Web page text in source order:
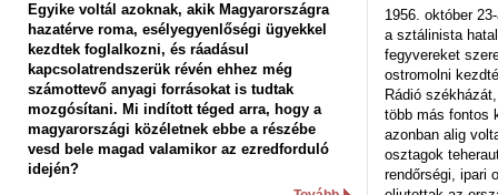
Egyike voltál azoknak, akik Magyarországra
hazatérve roma, esélyegyenlőségi ügyekkel
kezdtek foglalkozni, és ráadásul
kapcsolatrendszerük révén ehhez még
számottevő anyagi forrásokat is tudtak
mozgósítani. Mi indított téged arra, hogy a
magyarországi közéletnek ebbe a részébe
vesd bele magad valamikor az ezredforduló
idején?
1956. október
a sztálinista
fegyvereket
ostromolni
Rádió
több más fontos
azonban alig
osztagok
rendőrségi, ipari